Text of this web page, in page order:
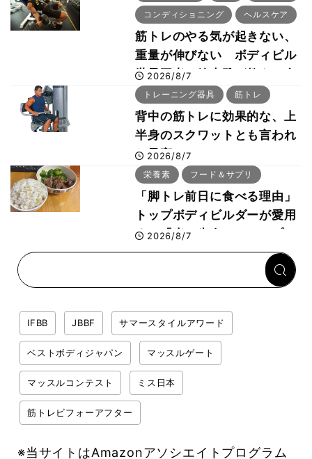
コンディショニング ヘルスケア
筋トレのやる気が起きない、
重量が伸びない ボディビル
世界王者・鈴木雅が教える食
事・睡眠・呼吸の整え方
2026/8/7
トレーニング器具 筋トレ
背中の筋トレに効果的な、上
半身のスクワットとも言われ
た最高マシン“ノーチラス・
プルオーバーマシン”とは？
2026/8/7
栄養素 フード＆サプリ
「脚トレ前日に食べる理由」
トップボディビルダーが愛用
する「米＋牛肉」のシンプル
回復メシとは？
2026/8/7
IFBB JBBF サマースタイルアワード
ベストボディジャパン マッスルゲート
マッスルコンテスト ミス日本
筋トレビフォーアフター
※当サイトはAmazonアソシエイトプログラム